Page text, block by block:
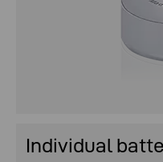
Individual